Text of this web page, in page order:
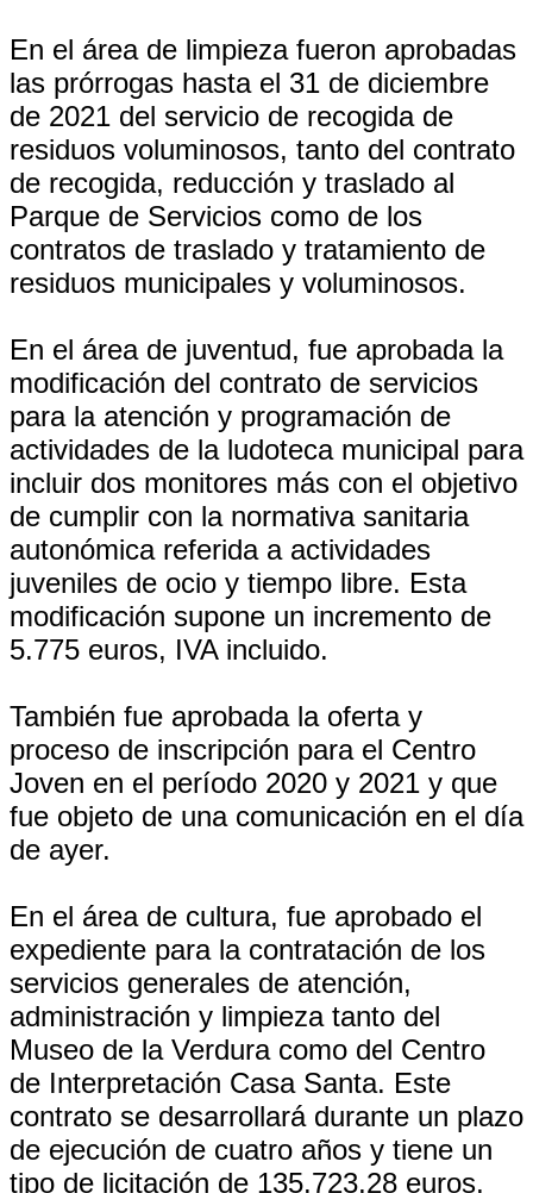
En el área de limpieza fueron aprobadas
las prórrogas hasta el 31 de diciembre
de 2021 del servicio de recogida de
residuos voluminosos, tanto del contrato
de recogida, reducción y traslado al
Parque de Servicios como de los
contratos de traslado y tratamiento de
residuos municipales y voluminosos.
En el área de juventud, fue aprobada la
modificación del contrato de servicios
para la atención y programación de
actividades de la ludoteca municipal para
incluir dos monitores más con el objetivo
de cumplir con la normativa sanitaria
autonómica referida a actividades
juveniles de ocio y tiempo libre. Esta
modificación supone un incremento de
5.775 euros, IVA incluido.
También fue aprobada la oferta y
proceso de inscripción para el Centro
Joven en el período 2020 y 2021 y que
fue objeto de una comunicación en el día
de ayer.
En el área de cultura, fue aprobado el
expediente para la contratación de los
servicios generales de atención,
administración y limpieza tanto del
Museo de la Verdura como del Centro
de Interpretación Casa Santa. Este
contrato se desarrollará durante un plazo
de ejecución de cuatro años y tiene un
tipo de licitación de 135.723,28 euros,